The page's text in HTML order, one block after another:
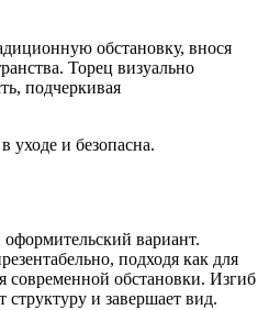
обстановку, внося
Торец визуально
подчеркивая
уходе и безопасна.
вариант.
подходя как для
современной обстановки. Изгиб
структуру и завершает вид.